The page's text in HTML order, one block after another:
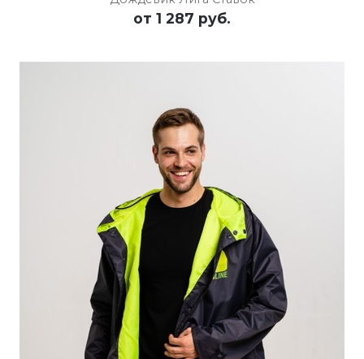
от 1 287 руб.
ПОДРОБНЕЕ ОСТАВИТЬ ЗАЯВКУ